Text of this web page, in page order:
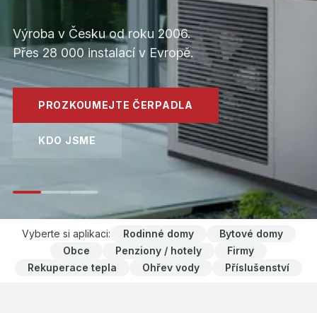
používáme to, čemu věříme.
PROZKOUMEJTE ČERPADLA
VÍCE O NÁS
Vyberte si aplikaci: Rodinné domy
Bytové domy
Obce
Penziony / hotely
Firmy
Rekuperace tepla
Ohřev vody Příslušenství